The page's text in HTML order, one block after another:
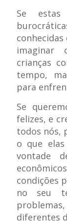
Se estas
imaginar
crianças
tempo,
para
Se
felizes, e
todos nós,
o que elas
vontade
condições
no seu
diferentes